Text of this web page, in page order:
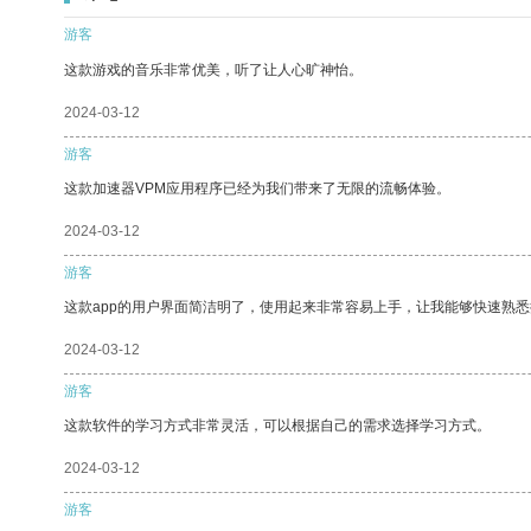
游客
这款游戏的音乐非常优美，听了让人心旷神怡。
2024-03-12
游客
这款加速器VPM应用程序已经为我们带来了无限的流畅体验。
2024-03-12
游客
这款app的用户界面简洁明了，使用起来非常容易上手，让我能够快速熟
2024-03-12
游客
这款软件的学习方式非常灵活，可以根据自己的需求选择学习方式。
2024-03-12
游客